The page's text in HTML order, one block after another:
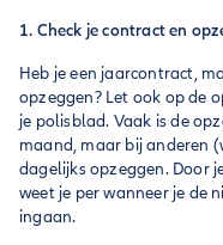
1. Check je contract en
Heb je een jaarcontract,
opzeggen? Let ook op de
je polisblad. Vaak is de
maand, maar bij anderen
dagelijks opzeggen. Door
weet je per wanneer je de
ingaan.